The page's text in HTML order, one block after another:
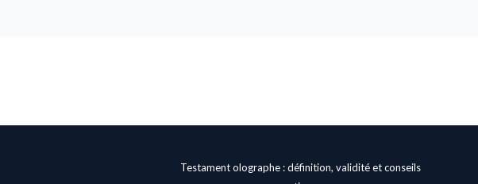
Testament olographe : définition, validité et conseils